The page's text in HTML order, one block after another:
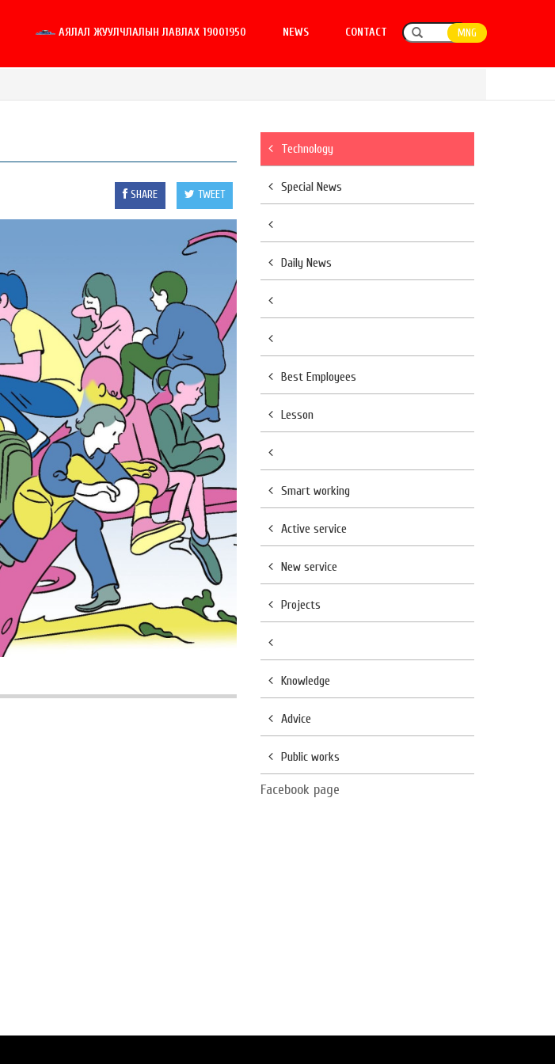
АЯЛАЛ ЖУУЛЧЛАЛЫН ЛАВЛАХ 19001950 NEWS CONTACT MNG
SHARE TWEET
Technology
Special News
Daily News
Best Employees
Lesson
Smart working
Active service
New service
Projects
Knowledge
Advice
Public works
Facebook page